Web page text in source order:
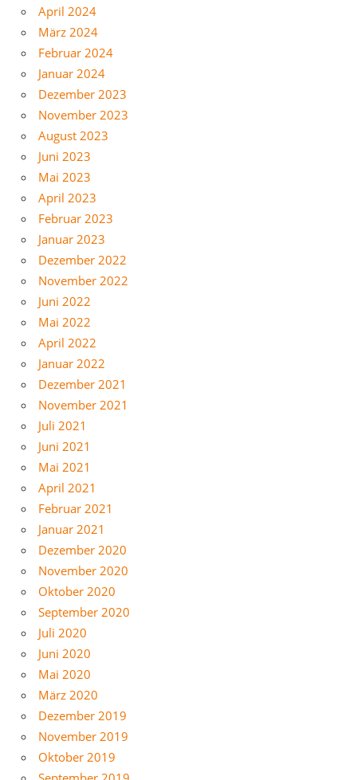
April 2024
März 2024
Februar 2024
Januar 2024
Dezember 2023
November 2023
August 2023
Juni 2023
Mai 2023
April 2023
Februar 2023
Januar 2023
Dezember 2022
November 2022
Juni 2022
Mai 2022
April 2022
Januar 2022
Dezember 2021
November 2021
Juli 2021
Juni 2021
Mai 2021
April 2021
Februar 2021
Januar 2021
Dezember 2020
November 2020
Oktober 2020
September 2020
Juli 2020
Juni 2020
Mai 2020
März 2020
Dezember 2019
November 2019
Oktober 2019